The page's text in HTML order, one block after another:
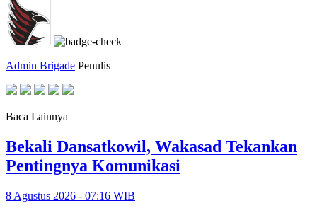
Admin Brigade Penulis
Baca Lainnya
Bekali Dansatkowil, Wakasad Tekankan
Pentingnya Komunikasi
8 Agustus 2026 - 07:16 WIB